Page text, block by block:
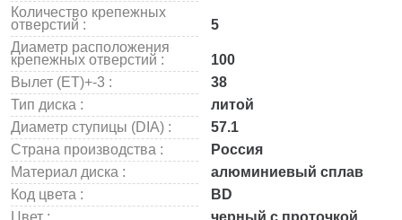
Количество крепежных
отверстий :
5
Диаметр расположения
крепежных отверстий :
100
Вылет (ET)+-3 :
38
Тип диска :
литой
Диаметр ступицы (DIA) :
57.1
Страна производства :
Россия
Материал диска :
алюминиевый сплав
Код цвета :
BD
Цвет :
черный с проточкой